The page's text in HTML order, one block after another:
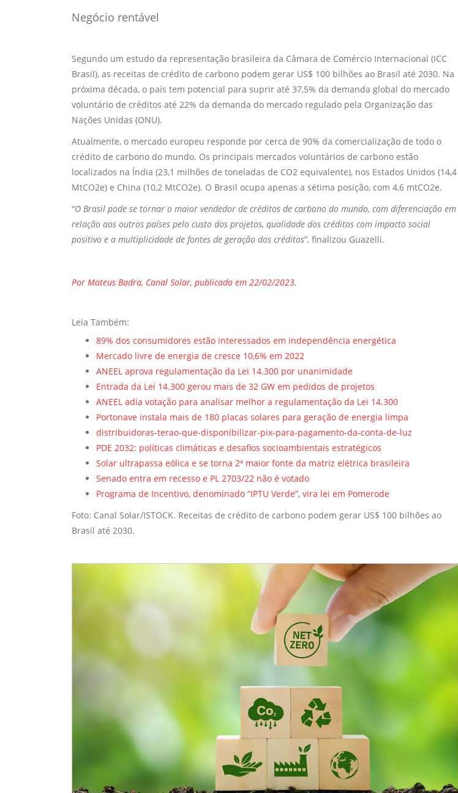
Negócio rentável
Segundo um estudo da representação brasileira da Câmara de Comércio Internacional (ICC
Brasil), as receitas de crédito de carbono podem gerar US$ 100 bilhões ao Brasil até 2030. Na
próxima década, o país tem potencial para suprir até 37,5% da demanda global do mercado
voluntário de créditos até 22% da demanda do mercado regulado pela Organização das
Nações Unidas (ONU).
Atualmente, o mercado europeu responde por cerca de 90% da comercialização de todo o
crédito de carbono do mundo. Os principais mercados voluntários de carbono estão
localizados na Índia (23,1 milhões de toneladas de CO2 equivalente), nos Estados Unidos (14,4
MtCO2e) e China (10,2 MtCO2e). O Brasil ocupa apenas a sétima posição, com 4,6 mtCO2e.
“O Brasil pode se tornar o maior vendedor de créditos de carbono do mundo, com diferenciação em
relação aos outros países pelo custo dos projetos, qualidade dos créditos com impacto social
positivo e a multiplicidade de fontes de geração dos créditos”, finalizou Guazelli.
Por Mateus Badra, Canal Solar, publicada em 22/02/2023.
Leia Também:
89% dos consumidores estão interessados em independência energética
Mercado livre de energia de cresce 10,6% em 2022
ANEEL aprova regulamentação da Lei 14.300 por unanimidade
Entrada da Lei 14.300 gerou mais de 32 GW em pedidos de projetos
ANEEL adia votação para analisar melhor a regulamentação da Lei 14.300
Portonave instala mais de 180 placas solares para geração de energia limpa
distribuidoras-terao-que-disponibilizar-pix-para-pagamento-da-conta-de-luz
PDE 2032: políticas climáticas e desafios socioambientais estratégicos
Solar ultrapassa eólica e se torna 2ª maior fonte da matriz elétrica brasileira
Senado entra em recesso e PL 2703/22 não é votado
Programa de Incentivo, denominado “IPTU Verde”, vira lei em Pomerode
Foto: Canal Solar/ISTOCK. Receitas de crédito de carbono podem gerar US$ 100 bilhões ao
Brasil até 2030.